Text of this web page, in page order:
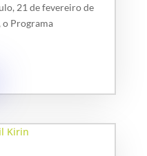
21 de fevereiro de
o Programa